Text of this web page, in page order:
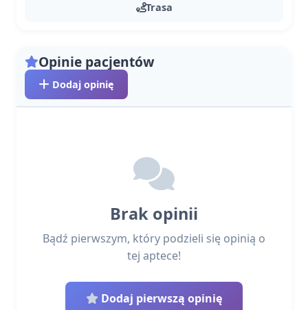
Trasa
Opinie pacjentów
Dodaj opinię
Brak opinii
Bądź pierwszym, który podzieli się opinią o
tej aptece!
Dodaj pierwszą opinię